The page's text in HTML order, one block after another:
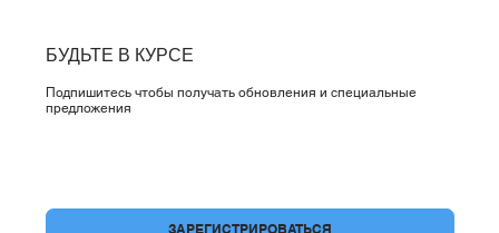
БУДЬТЕ В КУРСЕ
Подпишитесь чтобы получать обновления и специальные
предложения
ЗАРЕГИСТРИРОВАТЬСЯ